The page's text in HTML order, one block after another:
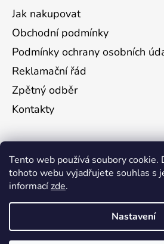
Tento web používá soubory cookie.
tohoto webu vyjadřujete souhlas s
informacízde.
Nastavení
Jak nakupovat
Obchodní podmínky
Podmínky ochrany osobních
Reklamační řád
Zpětný odběr
Kontakty
Vložte svůj e-mail a my vám
informace o nových produktech
shopu.
E-mail